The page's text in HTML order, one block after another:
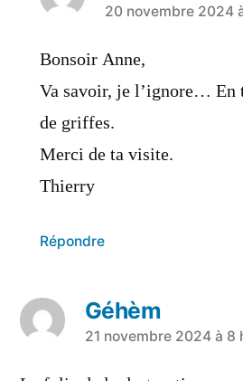
20 novembre 2024
Bonsoir Anne,
Va savoir, je l’ignore… En
de griffes.
Merci de ta visite.
Thierry
Répondre
Géhèm
21 novembre 2024 à 8